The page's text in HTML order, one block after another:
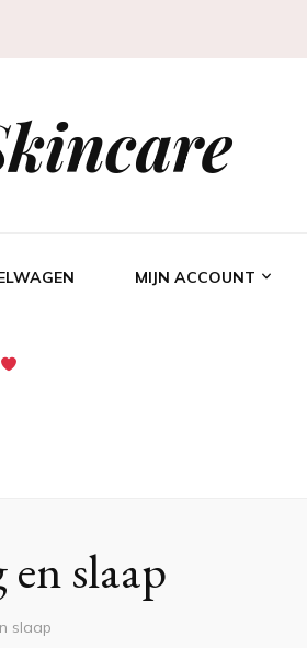
MIJN ACCOUNT
en slaap
slaap